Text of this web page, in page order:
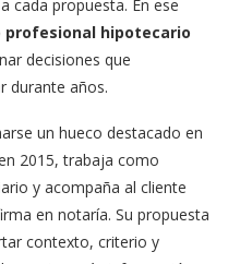
cada propuesta. En ese
profesional hipotecario
decisiones que
durante años.
un hueco destacado en
2015, trabaja como
y acompaña al cliente
en notaría. Su propuesta
contexto, criterio y